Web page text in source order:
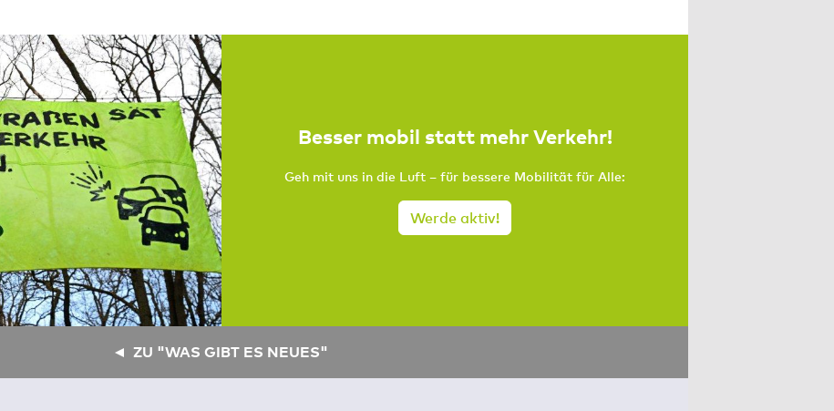
Besser mobil statt mehr Verkehr!
Geh mit uns in die Luft – für bessere Mobilität für Alle:
Werde aktiv!
ZU "WAS GIBT ES NEUES"